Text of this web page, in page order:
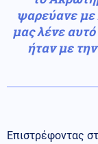
ψαρεύανε με
μας λένε
ήταν με
Επιστρέφοντας